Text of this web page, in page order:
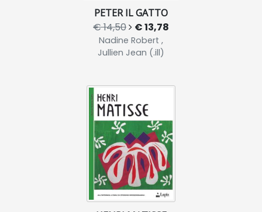
PETER IL GATTO
€ 14,50 € 13,78
Nadine Robert ,
Jullien Jean (.ill)